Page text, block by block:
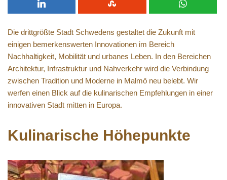
Die drittgrößte Stadt Schwedens gestaltet die Zukunft mit
einigen bemerkenswerten Innovationen im Bereich
Nachhaltigkeit, Mobilität und urbanes Leben. In den Bereichen
Architektur, Infrastruktur und Nahverkehr wird die Verbindung
zwischen Tradition und Moderne in Malmö neu belebt. Wir
werfen einen Blick auf die kulinarischen Empfehlungen in einer
innovativen Stadt mitten in Europa.
Kulinarische Höhepunkte